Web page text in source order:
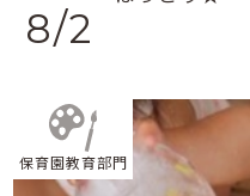
8/2
保育園教育部門